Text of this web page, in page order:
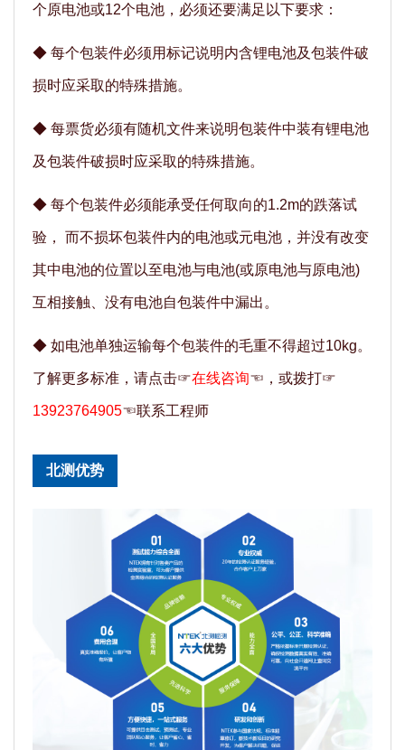
个原电池或12个电池，必须还要满足以下要求：
◆ 每个包装件必须用标记说明内含锂电池及包装件破
损时应采取的特殊措施。
◆ 每票货必须有随机文件来说明包装件中装有锂电池
及包装件破损时应采取的特殊措施。
◆ 每个包装件必须能承受任何取向的1.2m的跌落试
验， 而不损坏包装件内的电池或元电池，并没有改变
其中电池的位置以至电池与电池(或原电池与原电池)
互相接触、没有电池自包装件中漏出。
◆ 如电池单独运输每个包装件的毛重不得超过10kg。
了解更多标准，请点击☞在线咨询☜，或拨打☞
13923764905☜联系工程师
北测优势